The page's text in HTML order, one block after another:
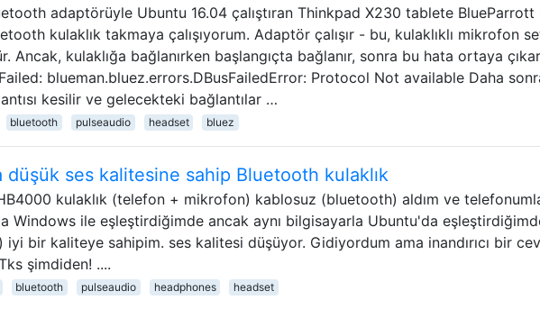
adaptörüyle Ubuntu 16.04 çalıştıran Thinkpad X230 tablete BlueParrott
kulaklık takmaya çalışıyorum. Adaptör çalışır - bu, kulaklıklı mikrofon
Ancak, kulaklığa bağlanırken başlangıçta bağlanır, sonra bu hata ortaya
blueman.bluez.errors.DBusFailedError: Protocol Not available Daha
kesilir ve gelecekteki bağlantılar …
bluetooth pulseaudio headset bluez
düşük ses kalitesine sahip Bluetooth kulaklık
kulaklık (telefon + mikrofon) kablosuz (bluetooth) aldım ve
Windows ile eşleştirdiğimde ancak aynı bilgisayarla Ubuntu'da
iyi bir kaliteye sahipim. ses kalitesi düşüyor. Gidiyordum ama inandırıcı bir
şimdiden! ....
bluetooth pulseaudio headphones headset